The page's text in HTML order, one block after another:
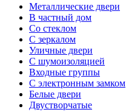
Металлические двери
В частный дом
Со стеклом
С зеркалом
Уличные двери
С шумоизоляцией
Входные группы
С электронным замком
Белые двери
Двустворчатые